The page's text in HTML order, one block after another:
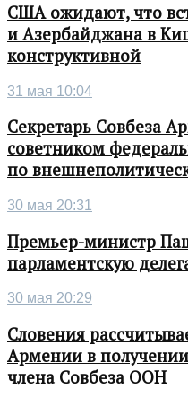
США ожидают, что
и Азербайджана в
конструктивной
31 мая 10:04
Секретарь Совбеза
советником
по
30 мая 20:31
Премьер-министр
парламентскую
30 мая 20:29
Словения
Армении в
члена Совбеза ООН